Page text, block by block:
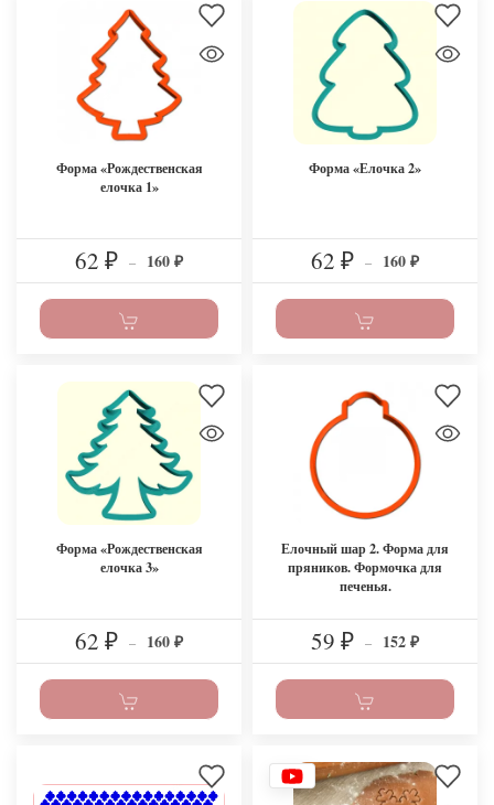
Форма «Рождественская
елочка 1»
62 ₽ – 160 ₽
Форма «Елочка 2»
62 ₽ – 160 ₽
Форма «Рождественская
елочка 3»
62 ₽ – 160 ₽
Елочный шар 2. Форма для
пряников. Формочка для
печенья.
59 ₽ – 152 ₽